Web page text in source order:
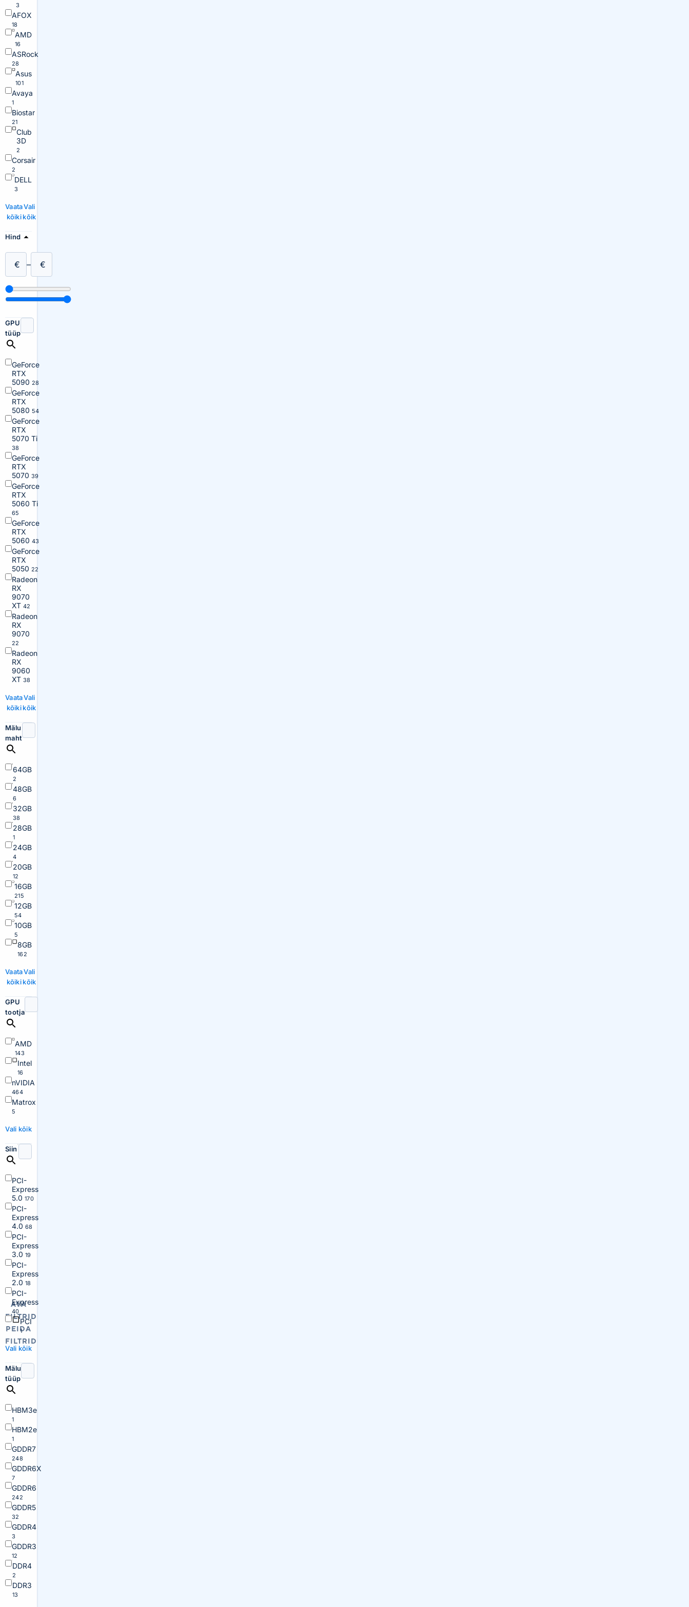
AVA
FILTRID
PEIDA
FILTRID
3
AFOX
18
AMD
16
ASRock
28
Asus
101
Avaya
1
Biostar
21
Club
3D
2
Corsair
2
DELL
3
Vaata
kõiki
Vali
kõik
Hind
€ – €
GPU
tüüp
GeForce
RTX
5090 28
GeForce
RTX
5080 54
GeForce
RTX
5070 Ti
38
GeForce
RTX
5070 39
GeForce
RTX
5060 Ti
65
GeForce
RTX
5060 43
GeForce
RTX
5050 22
Radeon
RX
9070
XT 42
Radeon
RX
9070
22
Radeon
RX
9060
XT 38
Vaata
kõiki
Vali
kõik
Mälu
maht
64GB
2
48GB
6
32GB
38
28GB
1
24GB
4
20GB
12
16GB
215
12GB
54
10GB
5
8GB
162
Vaata
kõiki
Vali
kõik
GPU
tootja
AMD
143
Intel
16
nVIDIA
464
Matrox
5
Vali kõik
Siin
PCI-
Express
5.0 170
PCI-
Express
4.0 68
PCI-
Express
3.0 19
PCI-
Express
2.0 18
PCI-
Express
40
PCI
1
Vali kõik
Mälu
tüüp
HBM3e
1
HBM2e
1
GDDR7
248
GDDR6X
7
GDDR6
242
GDDR5
32
GDDR4
3
GDDR3
12
DDR4
2
DDR3
13